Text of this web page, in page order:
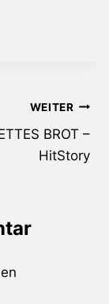
WEITER
BROT –
HitStory